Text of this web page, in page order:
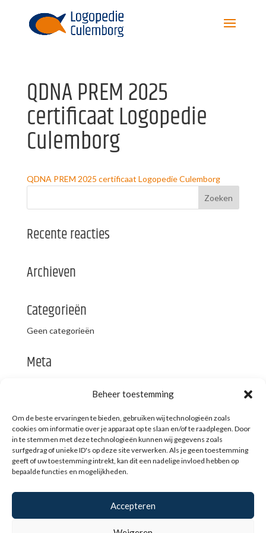
Beheer toestemming
Om de beste ervaringen te bieden, gebruiken wij technologieën zoals
cookies om informatie over je apparaat op te slaan en/of te raadplegen. Door
in te stemmen met deze technologieën kunnen wij gegevens zoals
surfgedrag of unieke ID's op deze site verwerken. Als je geen toestemming
geeft of uw toestemming intrekt, kan dit een nadelige invloed hebben op
bepaalde functies en mogelijkheden.
Accepteren
QDNA PREM 2025
certificaat Logopedie
Culemborg
QDNA PREM 2025 certificaat Logopedie Culemborg
Recente reacties
Archieven
Categorieën
Geen categorieën
Meta
Vermeldingen feed
Reacties feed
WordPress.org
Klachtenregeling
Klachtencommissie
Betalingsvoorwaarden
Behandelovereenkomst